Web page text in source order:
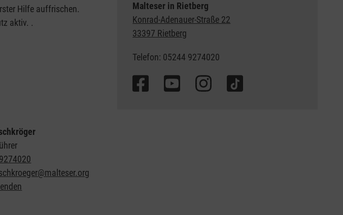
Hilfe auffrischen.
aktiv. .
Malteser in Rietberg
Konrad-Adenauer-Straße 22
33397 Rietberg
Telefon: 05244 9274020